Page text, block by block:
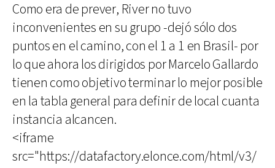
Como era de prever, River no tuvo
inconvenientes en su grupo -dejó sólo dos
puntos en el camino, con el 1 a 1 en Brasil- por
lo que ahora los dirigidos por Marcelo Gallardo
tienen como objetivo terminar lo mejor posible
en la tabla general para definir de local cuanta
instancia alcancen.
<iframe
src="https://datafactory.elonce.com/html/v3/